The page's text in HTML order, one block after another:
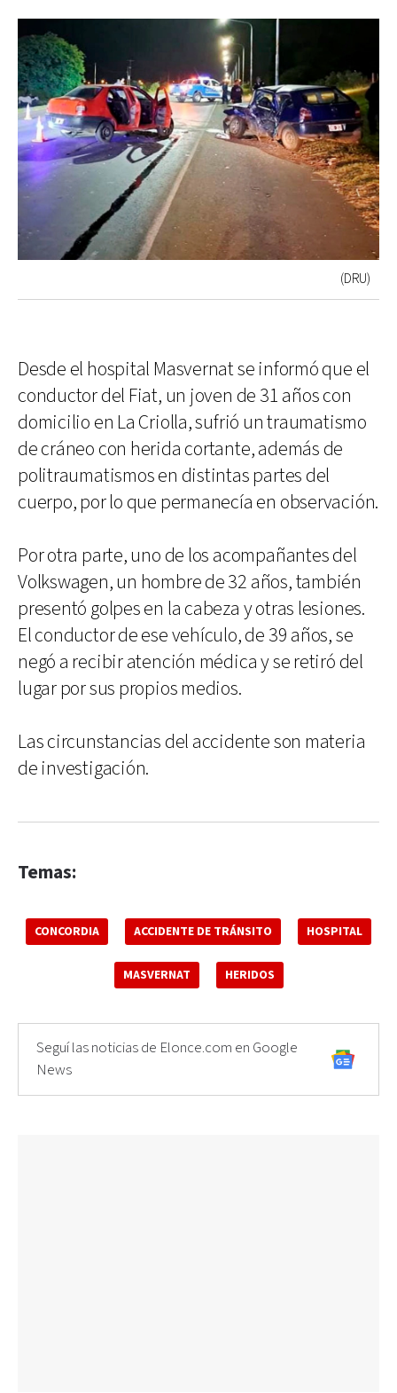
(DRU)
Desde el hospital Masvernat se informó que el
conductor del Fiat, un joven de 31 años con
domicilio en La Criolla, sufrió un traumatismo
de cráneo con herida cortante, además de
politraumatismos en distintas partes del
cuerpo, por lo que permanecía en observación.
Por otra parte, uno de los acompañantes del
Volkswagen, un hombre de 32 años, también
presentó golpes en la cabeza y otras lesiones.
El conductor de ese vehículo, de 39 años, se
negó a recibir atención médica y se retiró del
lugar por sus propios medios.
Las circunstancias del accidente son materia
de investigación.
Temas:
CONCORDIA ACCIDENTE DE TRÁNSITO HOSPITAL
MASVERNAT HERIDOS
Seguí las noticias de Elonce.com en Google
News